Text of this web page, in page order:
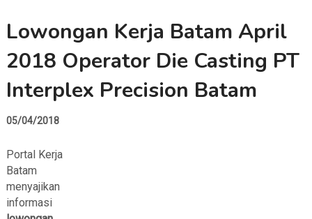
Lowongan Kerja Batam April
2018 Operator Die Casting PT
Interplex Precision Batam
05/04/2018
Portal Kerja
Batam
menyajikan
informasi